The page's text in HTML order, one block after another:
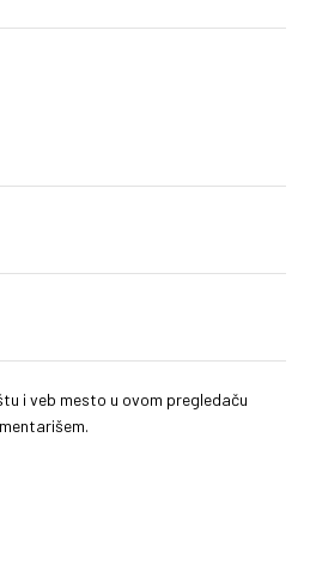
i veb mesto u ovom pregledaču